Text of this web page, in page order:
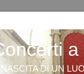
DI UN